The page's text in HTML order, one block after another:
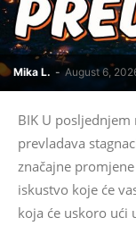
Mika L. - August 6,
BIK U
prevladava
značajne
iskustvo koje će
koja će uskoro ući